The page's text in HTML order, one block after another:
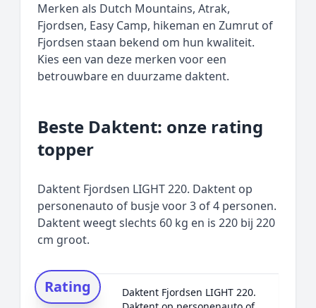
Merken als Dutch Mountains, Atrak,
Fjordsen, Easy Camp, hikeman en Zumrut of
Fjordsen staan bekend om hun kwaliteit.
Kies een van deze merken voor een
betrouwbare en duurzame daktent.
Beste Daktent: onze rating
topper
Daktent Fjordsen LIGHT 220. Daktent op
personenauto of busje voor 3 of 4 personen.
Daktent weegt slechts 60 kg en is 220 bij 220
cm groot.
Rating
Daktent Fjordsen LIGHT 220.